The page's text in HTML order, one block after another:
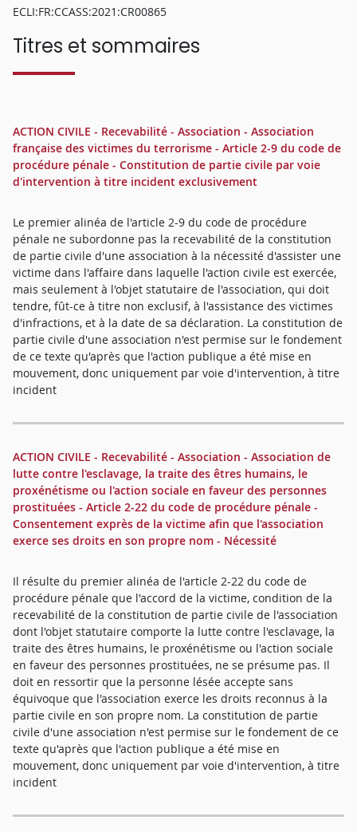
ECLI:FR:CCASS:2021:CR00865
Titres et sommaires
ACTION CIVILE - Recevabilité - Association - Association
française des victimes du terrorisme - Article 2-9 du code de
procédure pénale - Constitution de partie civile par voie
d'intervention à titre incident exclusivement
Le premier alinéa de l'article 2-9 du code de procédure
pénale ne subordonne pas la recevabilité de la constitution
de partie civile d'une association à la nécessité d'assister une
victime dans l'affaire dans laquelle l'action civile est exercée,
mais seulement à l'objet statutaire de l'association, qui doit
tendre, fût-ce à titre non exclusif, à l'assistance des victimes
d'infractions, et à la date de sa déclaration. La constitution de
partie civile d'une association n'est permise sur le fondement
de ce texte qu'après que l'action publique a été mise en
mouvement, donc uniquement par voie d'intervention, à titre
incident
ACTION CIVILE - Recevabilité - Association - Association de
lutte contre l'esclavage, la traite des êtres humains, le
proxénétisme ou l'action sociale en faveur des personnes
prostituées - Article 2-22 du code de procédure pénale -
Consentement exprès de la victime afin que l'association
exerce ses droits en son propre nom - Nécessité
Il résulte du premier alinéa de l'article 2-22 du code de
procédure pénale que l'accord de la victime, condition de la
recevabilité de la constitution de partie civile de l'association
dont l'objet statutaire comporte la lutte contre l'esclavage, la
traite des êtres humains, le proxénétisme ou l'action sociale
en faveur des personnes prostituées, ne se présume pas. Il
doit en ressortir que la personne lésée accepte sans
équivoque que l'association exerce les droits reconnus à la
partie civile en son propre nom. La constitution de partie
civile d'une association n'est permise sur le fondement de ce
texte qu'après que l'action publique a été mise en
mouvement, donc uniquement par voie d'intervention, à titre
incident